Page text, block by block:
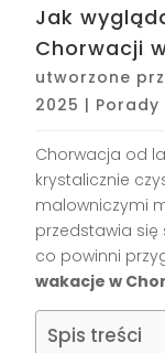
Jak
Chorwacji
utworzone
2025 | Porady
Chorwacja od
krystalicznie
malowniczymi
przedstawia
co powinni
wakacje w
Spis treści